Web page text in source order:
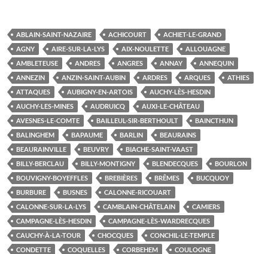
ABLAIN-SAINT-NAZAIRE ACHICOURT
ACHIET-LE-GRAND
AGNY
AIRE-SUR-LA-LYS AIX-NOULETTE
ALLOUAGNE
AMBLETEUSE
ANDRES ANGRES ANNAY
ANNEQUIN
ANNEZIN
ANZIN-SAINT-AUBIN ARDRES ARQUES
ATHIES
ATTAQUES
AUBIGNY-EN-ARTOIS
AUCHY-LÈS-HESDIN
AUCHY-LES-MINES
AUDRUICQ
AUXI-LE-CHÂTEAU
AVESNES-LE-COMTE
BAILLEUL-SIR-BERTHOULT
BAINCTHUN
BALINGHEM
BAPAUME BARLIN
BEAURAINS
BEAURAINVILLE
BEUVRY
BIACHE-SAINT-VAAST
BILLY-BERCLAU
BILLY-MONTIGNY BLENDECQUES
BOURLON
BOUVIGNY-BOYEFFLES
BREBIÈRES BRÊMES
BUCQUOY
BURBURE
BUSNES
CALONNE-RICOUART
CALONNE-SUR-LA-LYS
CAMBLAIN-CHÂTELAIN
CAMIERS
CAMPAGNE-LÈS-HESDIN
CAMPAGNE-LÈS-WARDRECQUES
CAUCHY-À-LA-TOUR
CHOCQUES
CONCHIL-LE-TEMPLE
CONDETTE
COQUELLES CORBEHEM
COULOGNE